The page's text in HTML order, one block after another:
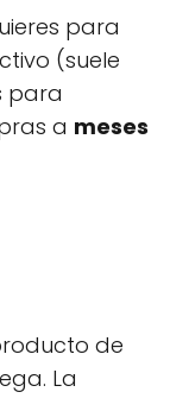
para
(suele
para
a meses
de
La